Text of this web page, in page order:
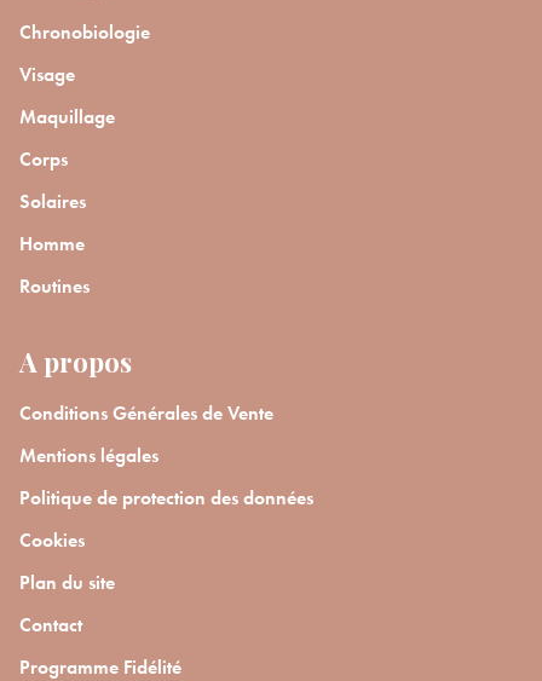
Chronobiologie
Visage
Maquillage
Corps
Solaires
Homme
Routines
A propos
Conditions Générales de Vente
Mentions légales
Politique de protection des données
Cookies
Plan du site
Contact
Programme Fidélité